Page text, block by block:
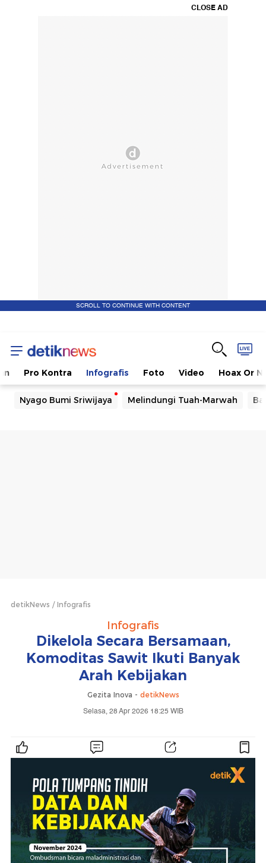
CLOSE AD
SCROLL TO CONTINUE WITH CONTENT
Pro Kontra Infografis Foto Video Hoax Or
Nyago Bumi Sriwijaya Melindungi Tuah-Marwah
detikNews Infografis
Infografis
Dikelola Secara Bersamaan,
Komoditas Sawit Ikuti Banyak
Arah Kebijakan
Gezita Inova - detikNews
Selasa, 28 Apr 2026 18:25 WIB